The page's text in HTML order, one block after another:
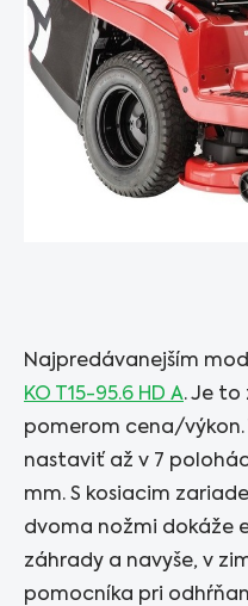
Najpredávanejším
KO T15-95.6 HD A. Je to
pomerom cena/výkon.
nastaviť až v 7
mm. S kosiacim
dvoma nožmi dokáže
záhrady a navyše, v
pomocníka pri